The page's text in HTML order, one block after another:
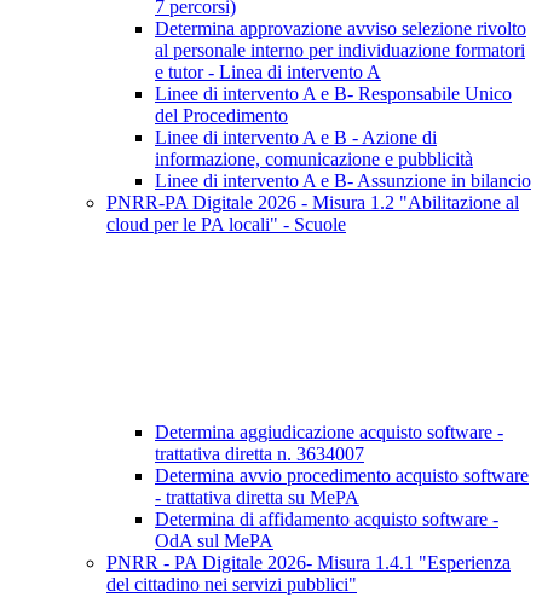
7 percorsi)
Determina approvazione avviso selezione rivolto
al personale interno per individuazione formatori
e tutor - Linea di intervento A
Linee di intervento A e B- Responsabile Unico
del Procedimento
Linee di intervento A e B - Azione di
informazione, comunicazione e pubblicità
Linee di intervento A e B- Assunzione in bilancio
PNRR-PA Digitale 2026 - Misura 1.2 "Abilitazione al
cloud per le PA locali" - Scuole
Determina aggiudicazione acquisto software -
trattativa diretta n. 3634007
Determina avvio procedimento acquisto software
- trattativa diretta su MePA
Determina di affidamento acquisto software -
OdA sul MePA
PNRR - PA Digitale 2026- Misura 1.4.1 "Esperienza
del cittadino nei servizi pubblici"